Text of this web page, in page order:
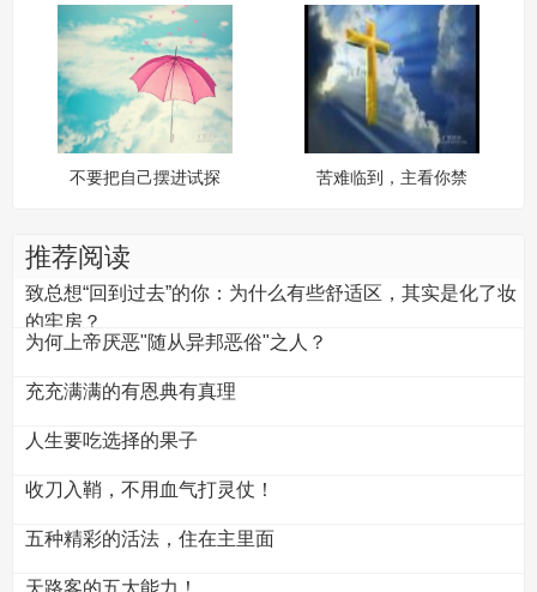
窗户模糊！
不要把自己摆进试探
苦难临到，主看你禁
推荐阅读
致总想“回到过去”的你：为什么有些舒适区，其实是化了妆
的牢房？
为何上帝厌恶"随从异邦恶俗"之人？
充充满满的有恩典有真理
人生要吃选择的果子
收刀入鞘，不用血气打灵仗！
五种精彩的活法，住在主里面
天路客的五大能力！